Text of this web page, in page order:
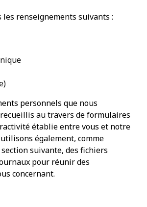
les renseignements suivants :
personnels que nous
au travers de formulaires
établie entre vous et notre
également, comme
suivante, des fichiers
pour réunir des
concernant.